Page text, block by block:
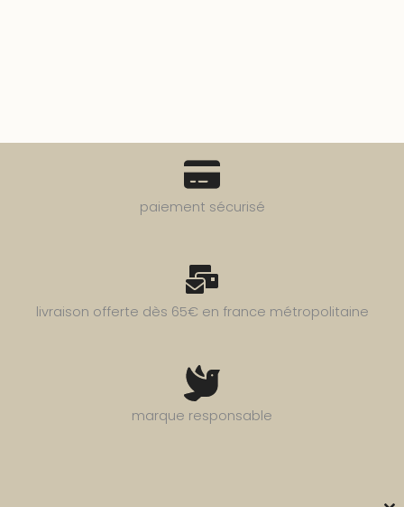
paiement sécurisé
livraison offerte dès 65€ en france métropolitaine
marque responsable